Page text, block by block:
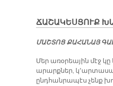
ՃԱՇԱԿԵՍՑՈՒՔ
ՄԱՇ­ՏՈՑ ՔԱ­ՀԱ­ՆԱՅ
Մեր առօրեային մէջ
արարքներ,
ընդհանրապէս չենք